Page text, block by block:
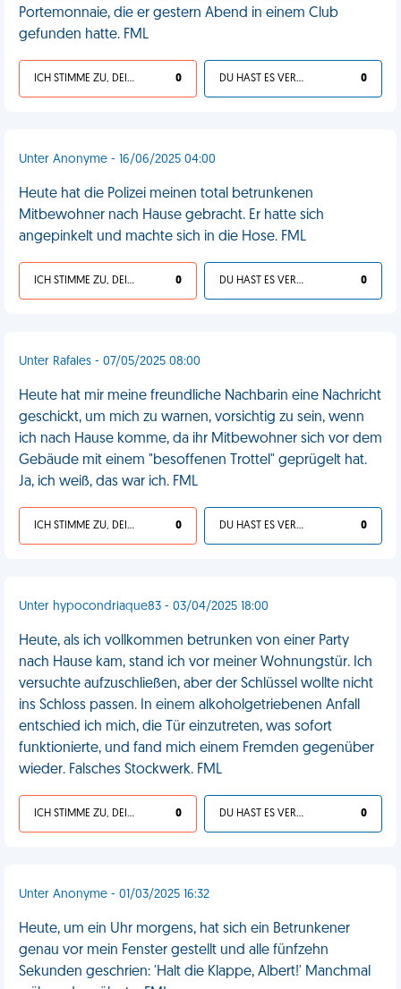
Portemonnaie, die er gestern Abend in einem Club
gefunden hatte. FML
ICH STIMME ZU, DEIN LEBEN IST SCHEISSE 0 DU HAST ES VERDIENT 0
Unter Anonyme - 16/06/2025 04:00
Heute hat die Polizei meinen total betrunkenen
Mitbewohner nach Hause gebracht. Er hatte sich
angepinkelt und machte sich in die Hose. FML
ICH STIMME ZU, DEIN LEBEN IST SCHEISSE 0 DU HAST ES VERDIENT 0
Unter Rafales - 07/05/2025 08:00
Heute hat mir meine freundliche Nachbarin eine Nachricht
geschickt, um mich zu warnen, vorsichtig zu sein, wenn
ich nach Hause komme, da ihr Mitbewohner sich vor dem
Gebäude mit einem "besoffenen Trottel" geprügelt hat.
Ja, ich weiß, das war ich. FML
ICH STIMME ZU, DEIN LEBEN IST SCHEISSE 0 DU HAST ES VERDIENT 0
Unter hypocondriaque83 - 03/04/2025 18:00
Heute, als ich vollkommen betrunken von einer Party
nach Hause kam, stand ich vor meiner Wohnungstür. Ich
versuchte aufzuschließen, aber der Schlüssel wollte nicht
ins Schloss passen. In einem alkoholgetriebenen Anfall
entschied ich mich, die Tür einzutreten, was sofort
funktionierte, und fand mich einem Fremden gegenüber
wieder. Falsches Stockwerk. FML
ICH STIMME ZU, DEIN LEBEN IST SCHEISSE 0 DU HAST ES VERDIENT 0
Unter Anonyme - 01/03/2025 16:32
Heute, um ein Uhr morgens, hat sich ein Betrunkener
genau vor mein Fenster gestellt und alle fünfzehn
Sekunden geschrien: 'Halt die Klappe, Albert!' Manchmal